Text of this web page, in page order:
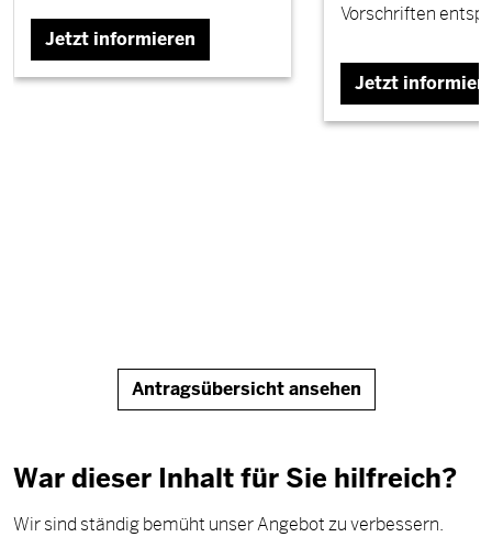
Jetzt informieren
Vorschriften
Jetzt
Antragsübersicht ansehen
War dieser Inhalt für Sie hilfreich?
Wir sind ständig bemüht unser Angebot zu verbessern.